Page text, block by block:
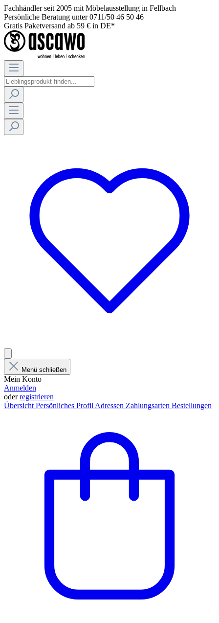
Fachhändler seit 2005 mit Möbelausstellung in Fellbach
Persönliche Beratung unter 0711/50 46 50 46
Gratis Paketversand ab 59 € in DE*
Menü schließen
Mein Konto
Anmelden
oderregistrieren
Übersicht Persönliches Profil Adressen Zahlungsarten Bestellungen